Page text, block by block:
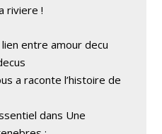
riviere !
entre amour decu
a raconte l’histoire de
dans Une